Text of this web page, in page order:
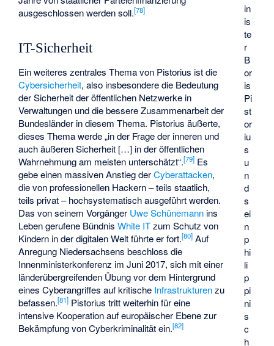
in
is
te
r
B
or
is
Pi
st
or
iu
s
u
n
d
s
ei
n
p
hi
li
p
pi
ni
s
c
h
ausgeschlossen werden soll.[78]
IT-Sicherheit
Ein weiteres zentrales Thema von Pistorius ist die
Cybersicherheit, also insbesondere die Bedeutung
der Sicherheit der öffentlichen Netzwerke in
Verwaltungen und die bessere Zusammenarbeit der
Bundesländer in diesem Thema. Pistorius äußerte,
dieses Thema werde „in der Frage der inneren und
auch äußeren Sicherheit […] in der öffentlichen
Wahrnehmung am meisten unterschätzt“.[79] Es
gebe einen massiven Anstieg derCyberattacken,
die von professionellen Hackern – teils staatlich,
teils privat – hochsystematisch ausgeführt werden.
Das von seinem Vorgänger Uwe Schünemann ins
Leben gerufene BündnisWhite ITzum Schutz von
Kindern in der digitalen Welt führte er fort.[80] Auf
Anregung Niedersachsens beschloss die
Innenministerkonferenz im Juni 2017, sich mit einer
länderübergreifenden Übung vor dem Hintergrund
eines Cyberangriffes auf kritische Infrastrukturenzu
befassen.[81] Pistorius tritt weiterhin für eine
intensive Kooperation auf europäischer Ebene zur
Bekämpfung von Cyberkriminalität ein.[82]